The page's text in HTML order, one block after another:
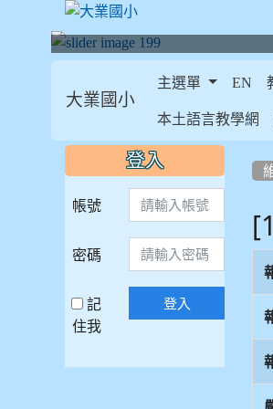
大業國小
主選單 EN
本土語言教學網
::: 登入
帳號
密碼
記
住我
登入